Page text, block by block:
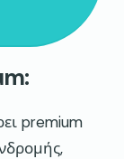
premium